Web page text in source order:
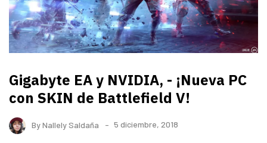
Gigabyte EA y NVIDIA, - ¡Nueva PC
con SKIN de Battlefield V!
ByNallely Saldaña 5 diciembre, 2018